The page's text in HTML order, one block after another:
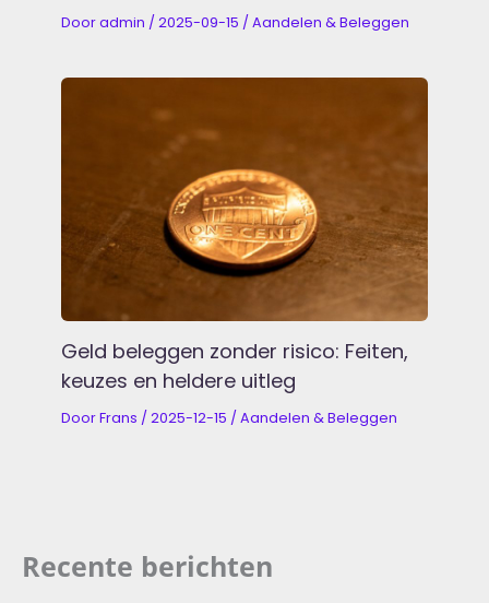
Door admin /2025-09-15 /Aandelen & Beleggen
Geld beleggen zonder risico: Feiten,
keuzes en heldere uitleg
Door Frans /2025-12-15 /Aandelen & Beleggen
Recente berichten